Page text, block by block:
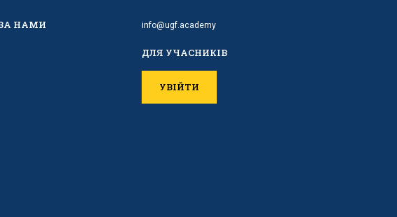
НАМИ info@ugf.academy
ДЛЯ УЧАСНИКІВ
УВІЙТИ